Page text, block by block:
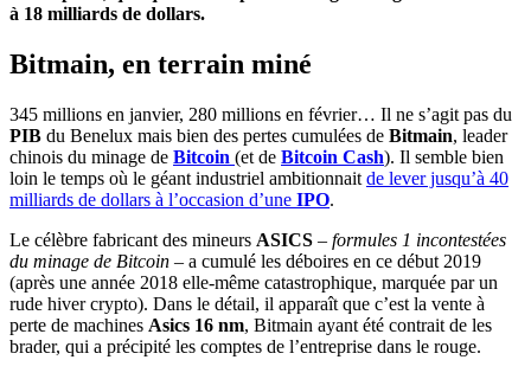
à 18 milliards de dollars.
Bitmain, en terrain miné
345 millions en janvier, 280 millions en février… Il ne s’agit pas du
PIB du Benelux mais bien des pertes cumulées de Bitmain, leader
chinois du minage de Bitcoin (et de Bitcoin Cash). Il semble bien
loin le temps où le géant industriel ambitionnait de lever jusqu’à 40
milliards de dollars à l’occasion d’une IPO.
Le célèbre fabricant des mineurs ASICS – formules 1 incontestées
du minage de Bitcoin – a cumulé les déboires en ce début 2019
(après une année 2018 elle-même catastrophique, marquée par un
rude hiver crypto). Dans le détail, il apparaît que c’est la vente à
perte de machines Asics 16 nm, Bitmain ayant été contrait de les
brader, qui a précipité les comptes de l’entreprise dans le rouge.